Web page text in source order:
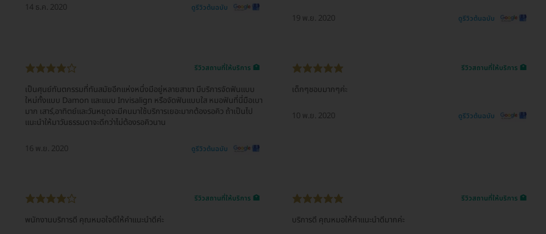
14 ธ.ค. 2020 ดูรีวิวต้นฉบับ
19 พ.ย. 2020 ดูรีวิวต้นฉบับ
รีวิวสถานที่ให้บริการ 🏥
เป็นศุนย์ทันตกรรมที่ทันสมัยอีกแห่งหนึ่งมีอยู่หลายสาขา มีบริการจัดฟันแบบ
ใหม่ทั้งแบบ Damon และแบบ Invisalign หรือจัดฟันแบบใส หมอฟันที่นี่มือเบา
มาก เสาร์,อาทิตย์และวันหยุดจะมีคนมาใช้บริการเยอะมากต้องรอคิว ถ้าเป็นไป
แนะนำให้มาวันธรรมดาจะดีกว่าไม่ต้องรอคิวนาน
16 พ.ย. 2020 ดูรีวิวต้นฉบับ
รีวิวสถานที่ให้บริการ 🏥
เด็กๆชอบมากๆค่ะ
10 พ.ย. 2020 ดูรีวิวต้นฉบับ
รีวิวสถานที่ให้บริการ 🏥
พนักงานบริการดี คุณหมอใจดีให้คำแนะนำดีค่ะ
รีวิวสถานที่ให้บริการ 🏥
บริการดี คุณหมอให้คำแนะนำดีมากค่ะ